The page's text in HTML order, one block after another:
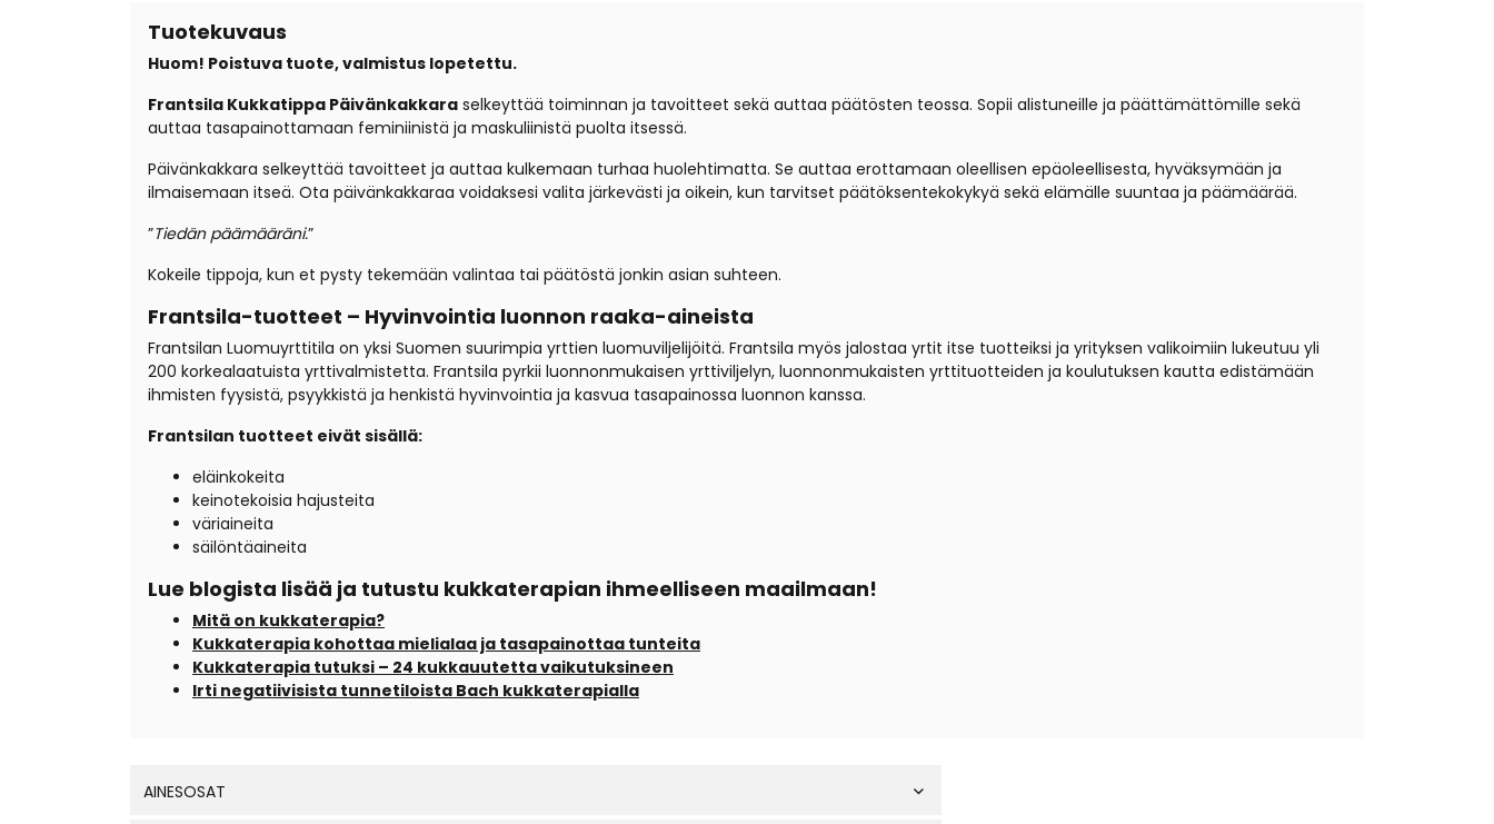
Tuotekuvaus
Huom! Poistuva tuote, valmistus lopetettu.
Frantsila Kukkatippa Päivänkakkara selkeyttää toiminnan ja tavoitteet sekä auttaa päätösten teossa. Sopii alistuneille ja päättämättömille sekä
auttaa tasapainottamaan feminiinistä ja maskuliinistä puolta itsessä.
Päivänkakkara selkeyttää tavoitteet ja auttaa kulkemaan turhaa huolehtimatta. Se auttaa erottamaan oleellisen epäoleellisesta, hyväksymään ja
ilmaisemaan itseä. Ota päivänkakkaraa voidaksesi valita järkevästi ja oikein, kun tarvitset päätöksentekokykyä sekä elämälle suuntaa ja päämäärää.
”Tiedän päämääräni.”
Kokeile tippoja, kun et pysty tekemään valintaa tai päätöstä jonkin asian suhteen.
Frantsila-tuotteet – Hyvinvointia luonnon raaka-aineista
Frantsilan Luomuyrttitila on yksi Suomen suurimpia yrttien luomuviljelijöitä. Frantsila myös jalostaa yrtit itse tuotteiksi ja yrityksen valikoimiin lukeutuu yli
200 korkealaatuista yrttivalmistetta. Frantsila pyrkii luonnonmukaisen yrttiviljelyn, luonnonmukaisten yrttituotteiden ja koulutuksen kautta edistämään
ihmisten fyysistä, psyykkistä ja henkistä hyvinvointia ja kasvua tasapainossa luonnon kanssa.
Frantsilan tuotteet eivät sisällä:
eläinkokeita
keinotekoisia hajusteita
väriaineita
säilöntäaineita
Lue blogista lisää ja tutustu kukkaterapian ihmeelliseen maailmaan!
Mitä on kukkaterapia?
Kukkaterapia kohottaa mielialaa ja tasapainottaa tunteita
Kukkaterapia tutuksi – 24 kukkauutetta vaikutuksineen
Irti negatiivisista tunnetiloista Bach kukkaterapialla
AINESOSAT